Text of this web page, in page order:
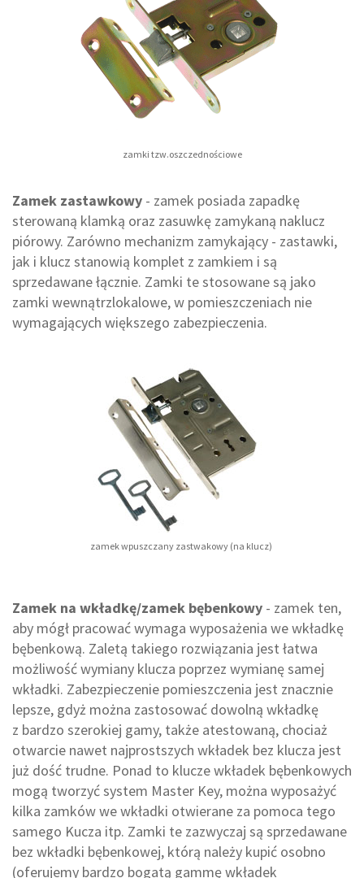
zamki tzw.oszczednościowe
Zamek zastawkowy - zamek posiada zapadkę
sterowaną klamką oraz zasuwkę zamykaną naklucz
piórowy. Zarówno mechanizm zamykający - zastawki,
jak i klucz stanowią komplet z zamkiem i są
sprzedawane łącznie. Zamki te stosowane są jako
zamki wewnątrzlokalowe, w pomieszczeniach nie
wymagających większego zabezpieczenia.
zamek wpuszczany zastwakowy (na klucz)
Zamek na wkładkę/zamek bębenkowy - zamek ten,
aby mógł pracować wymaga wyposażenia we wkładkę
bębenkową. Zaletą takiego rozwiązania jest łatwa
możliwość wymiany klucza poprzez wymianę samej
wkładki. Zabezpieczenie pomieszczenia jest znacznie
lepsze, gdyż można zastosować dowolną wkładkę
z bardzo szerokiej gamy, także atestowaną, chociaż
otwarcie nawet najprostszych wkładek bez klucza jest
już dość trudne. Ponad to klucze wkładek bębenkowych
mogą tworzyć system Master Key, można wyposażyć
kilka zamków we wkładki otwierane za pomoca tego
samego Kucza itp. Zamki te zazwyczaj są sprzedawane
bez wkładki bębenkowej, którą należy kupić osobno
(oferujemy bardzo bogatą gammę wkładek